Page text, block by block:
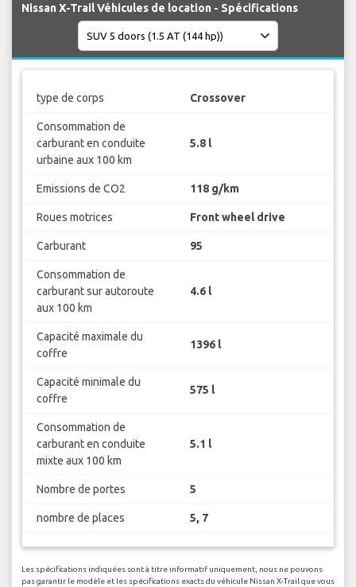
Nissan X-Trail Véhicules de location - Spécifications
type de corps Crossover
Consommation de
carburant en conduite
urbaine aux 100 km
5.8 l
Emissions de CO2 118 g/km
Roues motrices Front wheel drive
Carburant 95
Consommation de
carburant sur autoroute
aux 100 km
4.6 l
Capacité maximale du
coffre
1396 l
Capacité minimale du
coffre
575 l
Consommation de
carburant en conduite
mixte aux 100 km
5.1 l
Nombre de portes 5
nombre de places 5, 7
Les spécifications indiquées sont à titre informatif uniquement, nous ne pouvons
pas garantir le modèle et les spécifications exacts du véhicule Nissan X-Trail que vous